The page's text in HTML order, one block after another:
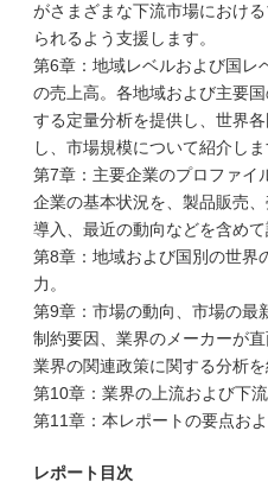
がさまざまな下流市場におけ
られるよう支援します。
第6章：地域レベルおよび国レ
の売上高。各地域および主要
する定量分析を提供し、世界
し、市場規模について紹介しま
第7章：主要企業のプロファイ
企業の基本状況を、製品販売
導入、最近の動向などを含めて
第8章：地域および国別の世界
力。
第9章：市場の動向、市場の最
制約要因、業界のメーカーが
業界の関連政策に関する分析を
第10章：業界の上流および下
第11章：本レポートの要点およ
レポート目次